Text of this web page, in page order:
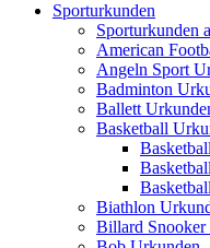
Sporturkunden
Sporturkunden
American
Angeln Sport
Badminton
Ballett
Basketball
Biathlon
Billard Snooker